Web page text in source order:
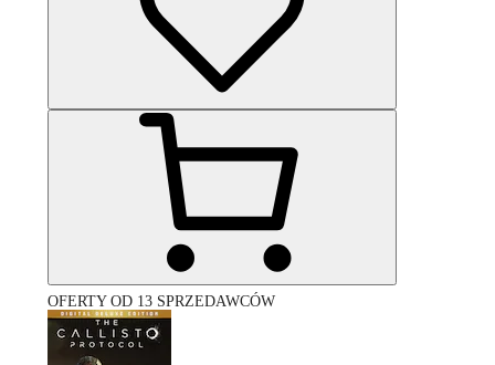
OFERTY OD 13 SPRZEDAWCÓW